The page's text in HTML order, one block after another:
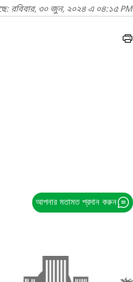
রবিবার, ৩০ জুন, ২০২৪ এ ০৪:১৫ PM
আপনার মতামত প্রদান করুন